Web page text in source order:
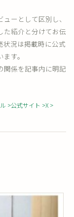
ーとして区別し、
た紹介と分けてお伝
状況は掲載時に公式
す。
関係を記事内に明記
公式サイト X